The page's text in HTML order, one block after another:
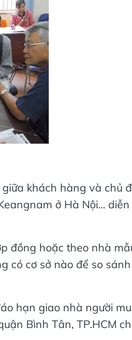
khách hàng và chủ
ở Hà Nội...
đồng hoặc theo nhà
có cơ sở nào để so
hạn giao nhà người
Bình Tân, TP.HCM